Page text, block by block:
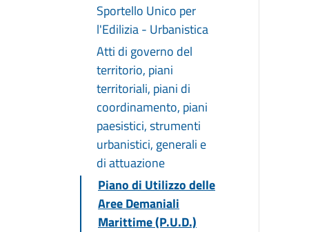
Sportello Unico per
l'Edilizia - Urbanistica
Atti di governo del
territorio, piani
territoriali, piani di
coordinamento, piani
paesistici, strumenti
urbanistici, generali e
di attuazione
Piano di Utilizzo delle
Aree Demaniali
Marittime (P.U.D.)